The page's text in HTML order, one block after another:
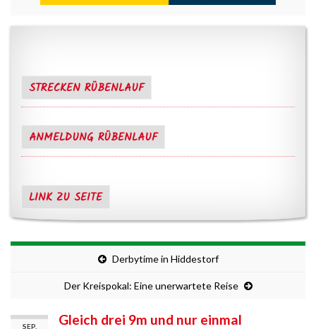
STRECKEN RÜBENLAUF
ANMELDUNG RÜBENLAUF
LINK ZU SEITE
Derbytime in Hiddestorf
Der Kreispokal: Eine unerwartete Reise
SEP.
Gleich drei 9m und nur einmal